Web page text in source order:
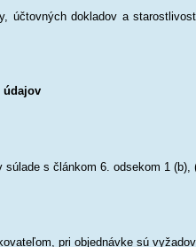
dokladov a
údajov
s článkom 6. odsekom 1 (b),
pri objednávke sú